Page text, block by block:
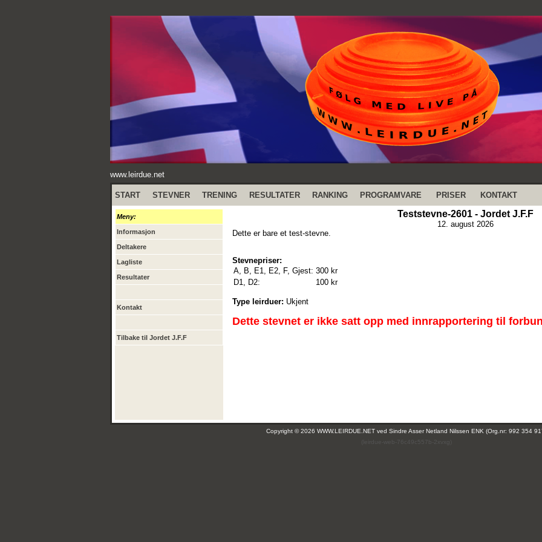
www.leirdue.net
START STEVNER TRENING RESULTATER RANKING PROGRAMVARE PRISER KONTAKT
Meny:
Informasjon
Deltakere
Lagliste
Resultater
Kontakt
Tilbake til Jordet J.F.F
Teststevne-2601 - Jordet J.F.F
12. august 2026
Dette er bare et test-stevne.
Stevnepriser:
A, B, E1, E2, F, Gjest: 300 kr
D1, D2:
100 kr
Type leirduer: Ukjent
Dette stevnet er ikke satt opp med innrapportering til
Copyright © 2026 WWW.LEIRDUE.NET ved Sindre Asser Netland Nilssen ENK (Org.nr: 992 354
(leirdue-web-76c49c557b-2xvxg)